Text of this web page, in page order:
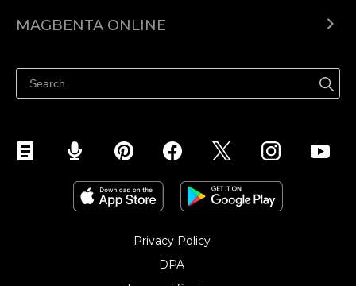
Help center
MAGBENTA ONLINE
Ibenta sa Facebook
Privacy Policy
DPA